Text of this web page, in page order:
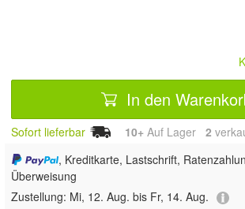
In den
Sofort lieferbar 10+ Auf Lager 2
, Kreditkarte, Lastschrift,
Überweisung
Zustellung: Mi, 12. Aug. bis Fr, 14. Aug.